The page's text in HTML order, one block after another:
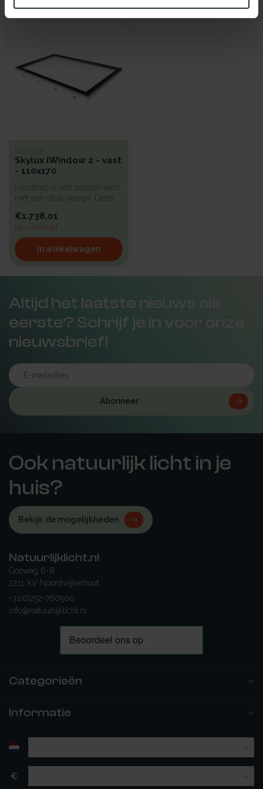
SKYLUX
Skylux iWindow 2 - vast
- 110x170
iwindow2 is een platdakraam
met een strak design. Deze
€1.738,01
Op voorraad
In winkelwagen
Altijd het laatste nieuws als
eerste? Schrijf je in voor onze
nieuwsbrief!
Abonneer
Ook natuurlijk licht in je
huis?
Bekijk de mogelijkheden
Natuurlijklicht.nl
Gooweg 6-8
2211 XV Noordwijkerhout
+31(0)252-760500
info@natuurlijklicht.nl
Categorieën
Informatie
€